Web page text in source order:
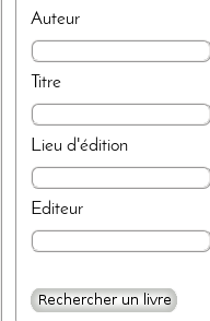
Auteur
Titre
Lieu d'édition
Editeur